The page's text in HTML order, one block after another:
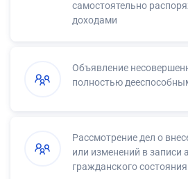
самостоятельно
доходами
Объявление
полностью
Рассмотрение дел о
или изменений в записи
гражданского состояния